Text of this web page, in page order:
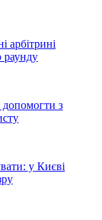
арбітрині
раунду
допомогти з
у Києві